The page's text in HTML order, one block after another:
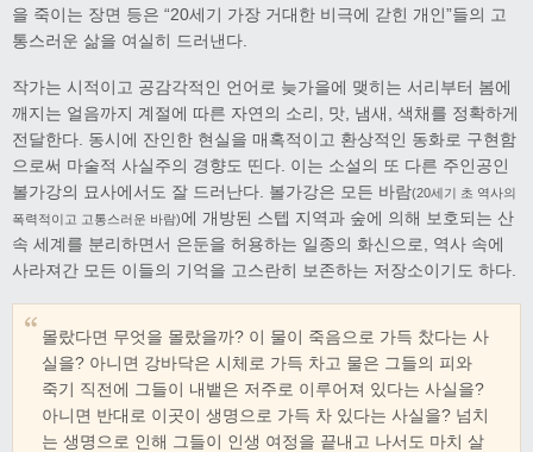
을 죽이는 장면 등은 “20세기 가장 거대한 비극에 갇힌 개인”들의 고
통스러운 삶을 여실히 드러낸다.
작가는 시적이고 공감각적인 언어로 늦가을에 맺히는 서리부터 봄에
깨지는 얼음까지 계절에 따른 자연의 소리, 맛, 냄새, 색채를 정확하게
전달한다. 동시에 잔인한 현실을 매혹적이고 환상적인 동화로 구현함
으로써 마술적 사실주의 경향도 띤다. 이는 소설의 또 다른 주인공인
볼가강의 묘사에서도 잘 드러난다. 볼가강은 모든 바람(20세기 초 역사의
폭력적이고 고통스러운 바람)에 개방된 스텝 지역과 숲에 의해 보호되는 산
속 세계를 분리하면서 은둔을 허용하는 일종의 화신으로, 역사 속에
사라져간 모든 이들의 기억을 고스란히 보존하는 저장소이기도 하다.
몰랐다면 무엇을 몰랐을까? 이 물이 죽음으로 가득 찼다는 사
실을? 아니면 강바닥은 시체로 가득 차고 물은 그들의 피와
죽기 직전에 그들이 내뱉은 저주로 이루어져 있다는 사실을?
아니면 반대로 이곳이 생명으로 가득 차 있다는 사실을? 넘치
는 생명으로 인해 그들이 인생 여정을 끝내고 나서도 마치 살